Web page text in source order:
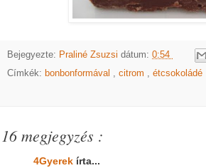
Bejegyezte: Praliné Zsuzsi dátum: 0:54
Címkék: bonbonformával , citrom , étcsokoládé
16 megjegyzés :
4Gyerek írta...